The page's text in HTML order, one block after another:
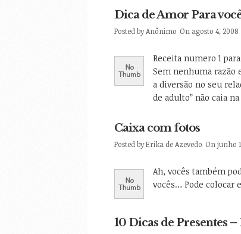
Dica de Amor Para
Posted byAnônimo On agosto 4, 2008
Receita numero 1
Sem nenhuma razão
a diversão no seu
de adulto” não caia
Caixa com fotos
Posted byErika de Azevedo On junho
Ah, vocês também
vocês… Pode colocar
10 Dicas de Presentes